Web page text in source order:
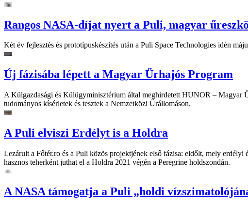
Rangos NASA-díjat nyert a Puli, magyar
Két év fejlesztés és prototípuskészítés után a Puli Space Technologies idén
Új fázisába lépett a Magyar Űrhajós Program
A Külgazdasági és Külügyminisztérium által meghirdetett HUNOR – Magyar
tudományos kísérletek és tesztek a Nemzetközi Űrállomáson.
A Puli elviszi Erdélyt is a Holdra
Lezárult a Főtér.ro és a Puli közös projektjének első fázisa: eldőlt, mely
hasznos teherként juthat el a Holdra 2021 végén a Peregrine holdszondán.
A NASA támogatja a Puli „holdi